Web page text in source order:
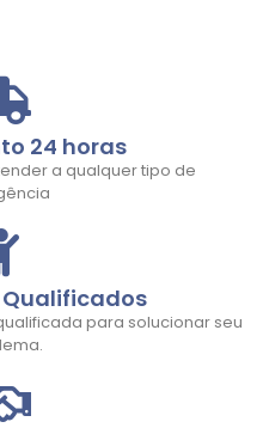
24 horas
a qualquer tipo de
para solucionar seu